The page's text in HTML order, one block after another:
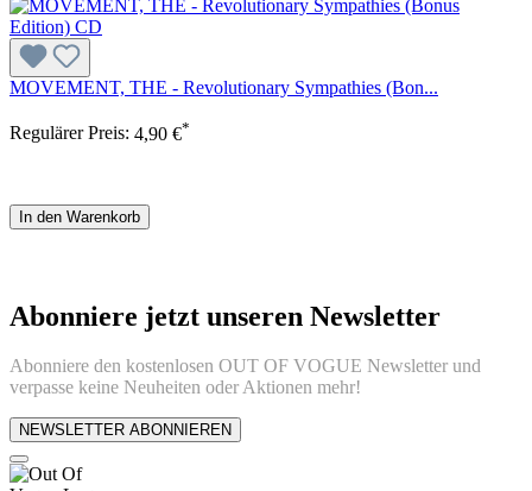
MOVEMENT, THE - Revolutionary Sympathies (Bon...
Regulärer Preis: 4,90 €*
In den Warenkorb
Abonniere jetzt unseren Newsletter
Abonniere den kostenlosen OUT OF VOGUE Newsletter und
verpasse keine Neuheiten oder Aktionen mehr!
NEWSLETTER ABONNIEREN